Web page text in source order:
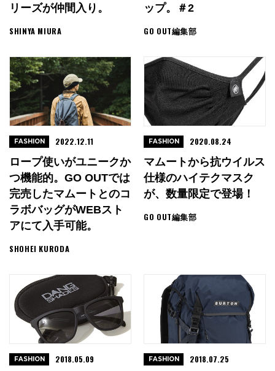
リーズが仲間入り。
SHINYA MIURA
ップ。＃2
GO OUT編集部
ロープ使いがユニークか
つ機能的。GO OUTでは
完売したマムートとのコ
ラボバッグがWEBスト
アにて入手可能。
SHOHEI KURODA
FASHION 2022.12.11
マムートから抗ウイルス
仕様のハイテクマスク
が、数量限定で登場！
GO OUT編集部
FASHION 2020.08.24
FASHION 2018.05.09 FASHION 2018.07.25